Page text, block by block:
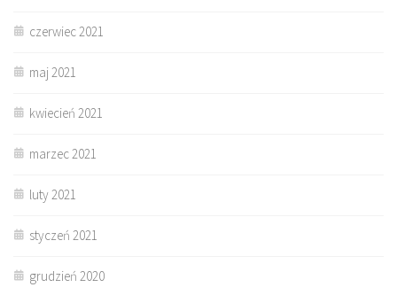
czerwiec 2021
maj 2021
kwiecień 2021
marzec 2021
luty 2021
styczeń 2021
grudzień 2020